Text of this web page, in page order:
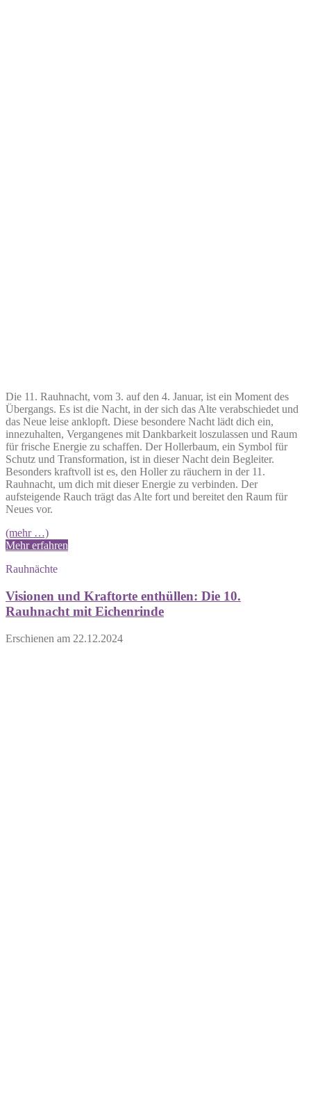
Die 11. Rauhnacht, vom 3. auf den 4. Januar, ist ein Moment des
Übergangs. Es ist die Nacht, in der sich das Alte verabschiedet und
das Neue leise anklopft. Diese besondere Nacht lädt dich ein,
innezuhalten, Vergangenes mit Dankbarkeit loszulassen und Raum
für frische Energie zu schaffen. Der Hollerbaum, ein Symbol für
Schutz und Transformation, ist in dieser Nacht dein Begleiter.
Besonders kraftvoll ist es, den Holler zu räuchern in der 11.
Rauhnacht, um dich mit dieser Energie zu verbinden. Der
aufsteigende Rauch trägt das Alte fort und bereitet den Raum für
Neues vor.
(mehr …)
Mehr erfahren
Rauhnächte
Visionen und Kraftorte enthüllen: Die 10.
Rauhnacht mit Eichenrinde
Erschienen am 22.12.2024